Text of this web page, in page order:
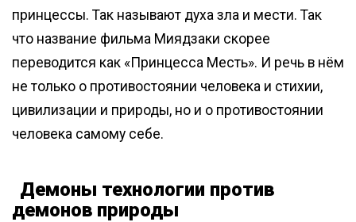
принцессы. Так называют духа зла и мести. Так
что название фильма Миядзаки скорее
переводится как «Принцесса Месть». И речь в нём
не только о противостоянии человека и стихии,
цивилизации и природы, но и о противостоянии
человека самому себе.
Демоны технологии против
демонов природы